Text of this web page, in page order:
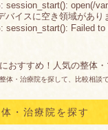
open(/
イスに空き領域が
Failed
おすすめ！人気の整体
体・治療院を探して、比較相談
・治療院を探す